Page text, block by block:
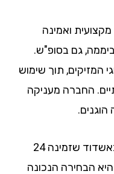
ואמינה
הדברה 24 שעות ביממה, גם בסופ"ש.
המזיקים, תוך שימוש
החברה מעניקה
הוגנים.
אם אתם מחפשים חברת הדברה באשדוד שזמינה 24
הבחירה הנכונה